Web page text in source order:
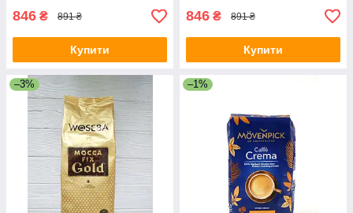
846 ₴ 891 ₴
Купити
846 ₴ 891 ₴
Купити
–3% –1%